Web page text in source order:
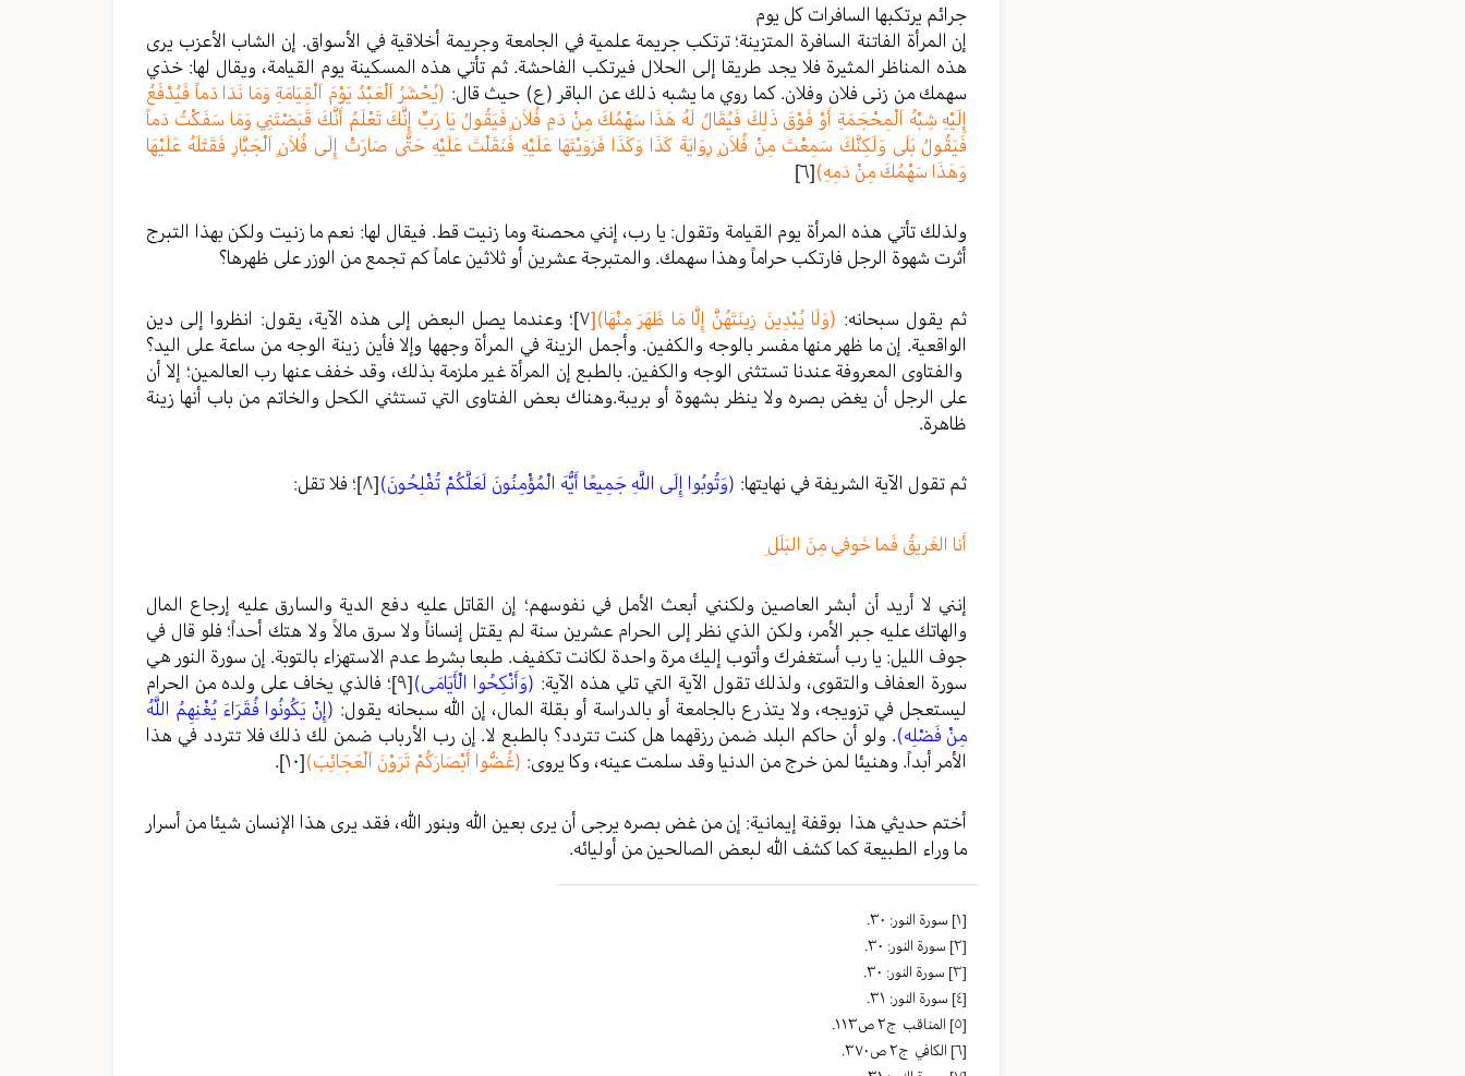
جرائم يرتكبها السافرات كل يوم
إن المرأة الفاتنة السافرة المتزينة؛ ترتكب جريمة علمية في الجامعة وجريمة أخلاقية في الأسواق. إن الشاب الأعزب يرى
هذه المناظر المثيرة فلا يجد طريقا إلى الحلال فيرتكب الفاحشة. ثم تأتي هذه المسكينة يوم القيامة، ويقال لها: خذي
سهمك من زنى فلان وفلان. كما روي ما يشبه ذلك عن الباقر (ع) حيث قال: (يُحْشَرُ اَلْعَبْدُ يَوْمَ اَلْقِيَامَةِ وَمَا نَدَا دَماً فَيُدْفَعُ
إِلَيْهِ شِبْهُ اَلْمِحْجَمَةِ أَوْ فَوْقَ ذَلِكَ فَيُقَالُ لَهُ هَذَا سَهْمُكَ مِنْ دَمِ فُلاَنٍ فَيَقُولُ يَا رَبِّ إِنَّكَ تَعْلَمُ أَنَّكَ قَبَضْتَنِي وَمَا سَفَكْتُ دَماً
فَيَقُولُ بَلَى وَلَكِنَّكَ سَمِعْتَ مِنْ فُلاَنٍ رِوَايَةَ كَذَا وَكَذَا فَرَوَيْتَهَا عَلَيْهِ فَنَقَلْتَ عَلَيْهِ حَتَّى صَارَتْ إِلَى فُلاَنٍ اَلْجَبَّارِ فَقَتَلَهُ عَلَيْهَا
وَهَذَا سَهْمُكَ مِنْ دَمِهِ)[٦]
ولذلك تأتي هذه المرأة يوم القيامة وتقول: يا رب، إنني محصنة وما زنيت قط. فيقال لها: نعم ما زنيت ولكن بهذا التبرج
أثرت شهوة الرجل فارتكب حراماً وهذا سهمك. والمتبرجة عشرين أو ثلاثين عاماً كم تجمع من الوزر على ظهرها؟
ثم يقول سبحانه: (وَلَا يُبْدِينَ زِينَتَهُنَّ إِلَّا مَا ظَهَرَ مِنْهَا)[٧] ؛ وعندما يصل البعض إلى هذه الآية، يقول: انظروا إلى دين
الواقعية. إن ما ظهر منها مفسر بالوجه والكفين. وأجمل الزينة في المرأة وجهها وإلا فأين زينة الوجه من ساعة على اليد؟
والفتاوى المعروفة عندنا تستثنى الوجه والكفين. بالطبع إن المرأة غير ملزمة بذلك، وقد خفف عنها رب العالمين؛ إلا أن
على الرجل أن يغض بصره ولا ينظر بشهوة أو بريبة.وهناك بعض الفتاوى التي تستثني الكحل والخاتم من باب أنها زينة
ظاهرة.
ثم تقول الآية الشريفة في نهايتها: (وَتُوبُوا إِلَى اللَّهِ جَمِيعًا أَيُّهَ الْمُؤْمِنُونَ لَعَلَّكُمْ تُفْلِحُونَ)[٨] ؛ فلا تقل:
أَنا الغَريقُ فَما خَوفي مِنَ البَلَلِ
إنني لا أريد أن أبشر العاصين ولكنني أبعث الأمل في نفوسهم؛ إن القاتل عليه دفع الدية والسارق عليه إرجاع المال
والهاتك عليه جبر الأمر، ولكن الذي نظر إلى الحرام عشرين سنة لم يقتل إنساناً ولا سرق مالاً ولا هتك أحداً؛ فلو قال في
جوف الليل: يا رب أستغفرك وأتوب إليك مرة واحدة لكانت تكفيف. طبعا بشرط عدم الاستهزاء بالتوبة. إن سورة النور هي
سورة العفاف والتقوى، ولذلك تقول الآية التي تلي هذه الآية: (وَأَنْكِحُوا الْأَيَامَى)[٩]
؛ فالذي يخاف على ولده من الحرام
ليستعجل في تزويجه، ولا يتذرع بالجامعة أو بالدراسة أو بقلة المال، إن الله سبحانه يقول: (إِنْ يَكُونُوا فُقَرَاءَ يُغْنِهِمُ اللَّهُ
مِنْ فَضْلِه). ولو أن حاكم البلد ضمن رزقهما هل كنت تتردد؟ بالطبع لا. إن رب الأرباب ضمن لك ذلك فلا تتردد في هذا
الأمر أبداً. وهنيئا لمن خرج من الدنيا وقد سلمت عينه، وكا يروى: (غُضُّوا أَبْصَارَكُمْ تَرَوْنَ اَلْعَجَائِبَ)[١٠] .
أختم حديثي هذا بوقفة إيمانية: إن من غض بصره يرجى أن يرى بعين الله وبنور الله، فقد يرى هذا الإنسان شيئا من أسرار
ما وراء الطبيعة كما كشف الله لبعض الصالحين من أوليائه.
[١]
سورة النور: ٣٠.
[٢]
سورة النور: ٣٠.
[٣]
سورة النور: ٣٠.
[٤]
سورة النور: ٣١.
[٥]
المناقب ج٢ ص١١٣.
[٦]
الکافي ج٢ ص٣٧٠.